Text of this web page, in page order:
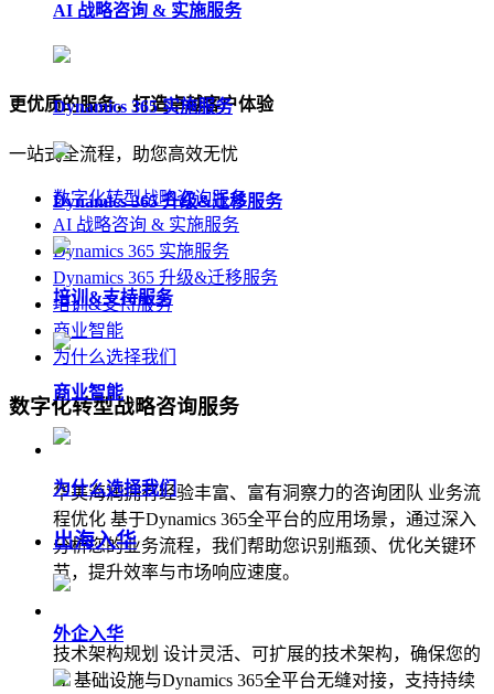
AI 战略咨询 & 实施服务
Dynamics 365 实施服务
Dynamics 365 升级&迁移服务
培训&支持服务
商业智能
为什么选择我们
出海入华
外企入华
更优质的服务，打造卓越客户体验
一站式全流程，助您高效无忧
数字化转型战略咨询服务
AI 战略咨询 & 实施服务
Dynamics 365 实施服务
Dynamics 365 升级&迁移服务
培训&支持服务
商业智能
为什么选择我们
数字化转型战略咨询服务
华美海润拥有经验丰富、富有洞察力的咨询团队 业务流
程优化 基于Dynamics 365全平台的应用场景，通过深入
分析您的业务流程，我们帮助您识别瓶颈、优化关键环
节，提升效率与市场响应速度。
技术架构规划 设计灵活、可扩展的技术架构，确保您的
IT 基础设施与Dynamics 365全平台无缝对接，支持持续